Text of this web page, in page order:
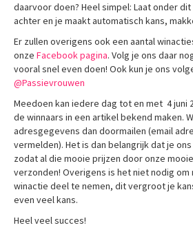
daarvoor doen? Heel simpel: Laat onder
achter en je maakt automatisch kans,
Er zullen overigens ook een aantal
onze Facebook pagina. Volg je ons daar
vooral snel even doen! Ook kun je ons
@Passievrouwen
Meedoen kan iedere dag tot en met 4 juni
de winnaars in een artikel bekend maken.
adresgegevens dan doormailen (email
vermelden). Het is dan belangrijk dat je
zodat al die mooie prijzen door onze
verzonden! Overigens is het niet nodig
winactie deel te nemen, dit vergroot je
even veel kans.
Heel veel succes!